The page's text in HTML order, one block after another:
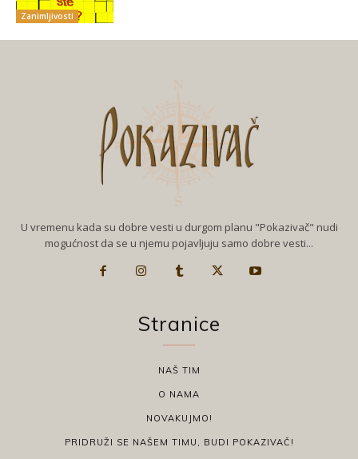
Zanimljivosti
U vremenu kada su dobre vesti u durgom planu "Pokazivač" nudi
mogućnost da se u njemu pojavljuju samo dobre vesti...
Stranice
NAŠ TIM
O NAMA
NOVAKUJMO!
PRIDRUŽI SE NAŠEM TIMU, BUDI POKAZIVAČ!